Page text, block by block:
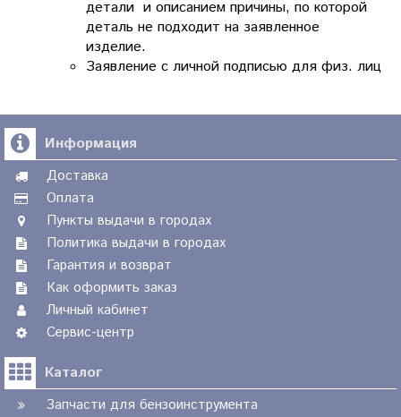
детали и описанием причины, по которой
деталь не подходит на заявленное
изделие.
Заявление с личной подписью для физ. лиц
Информация
Доставка
Оплата
Пункты выдачи в городах
Политика выдачи в городах
Гарантия и возврат
Как оформить заказ
Личный кабинет
Сервис-центр
Каталог
Запчасти для бензоинструмента